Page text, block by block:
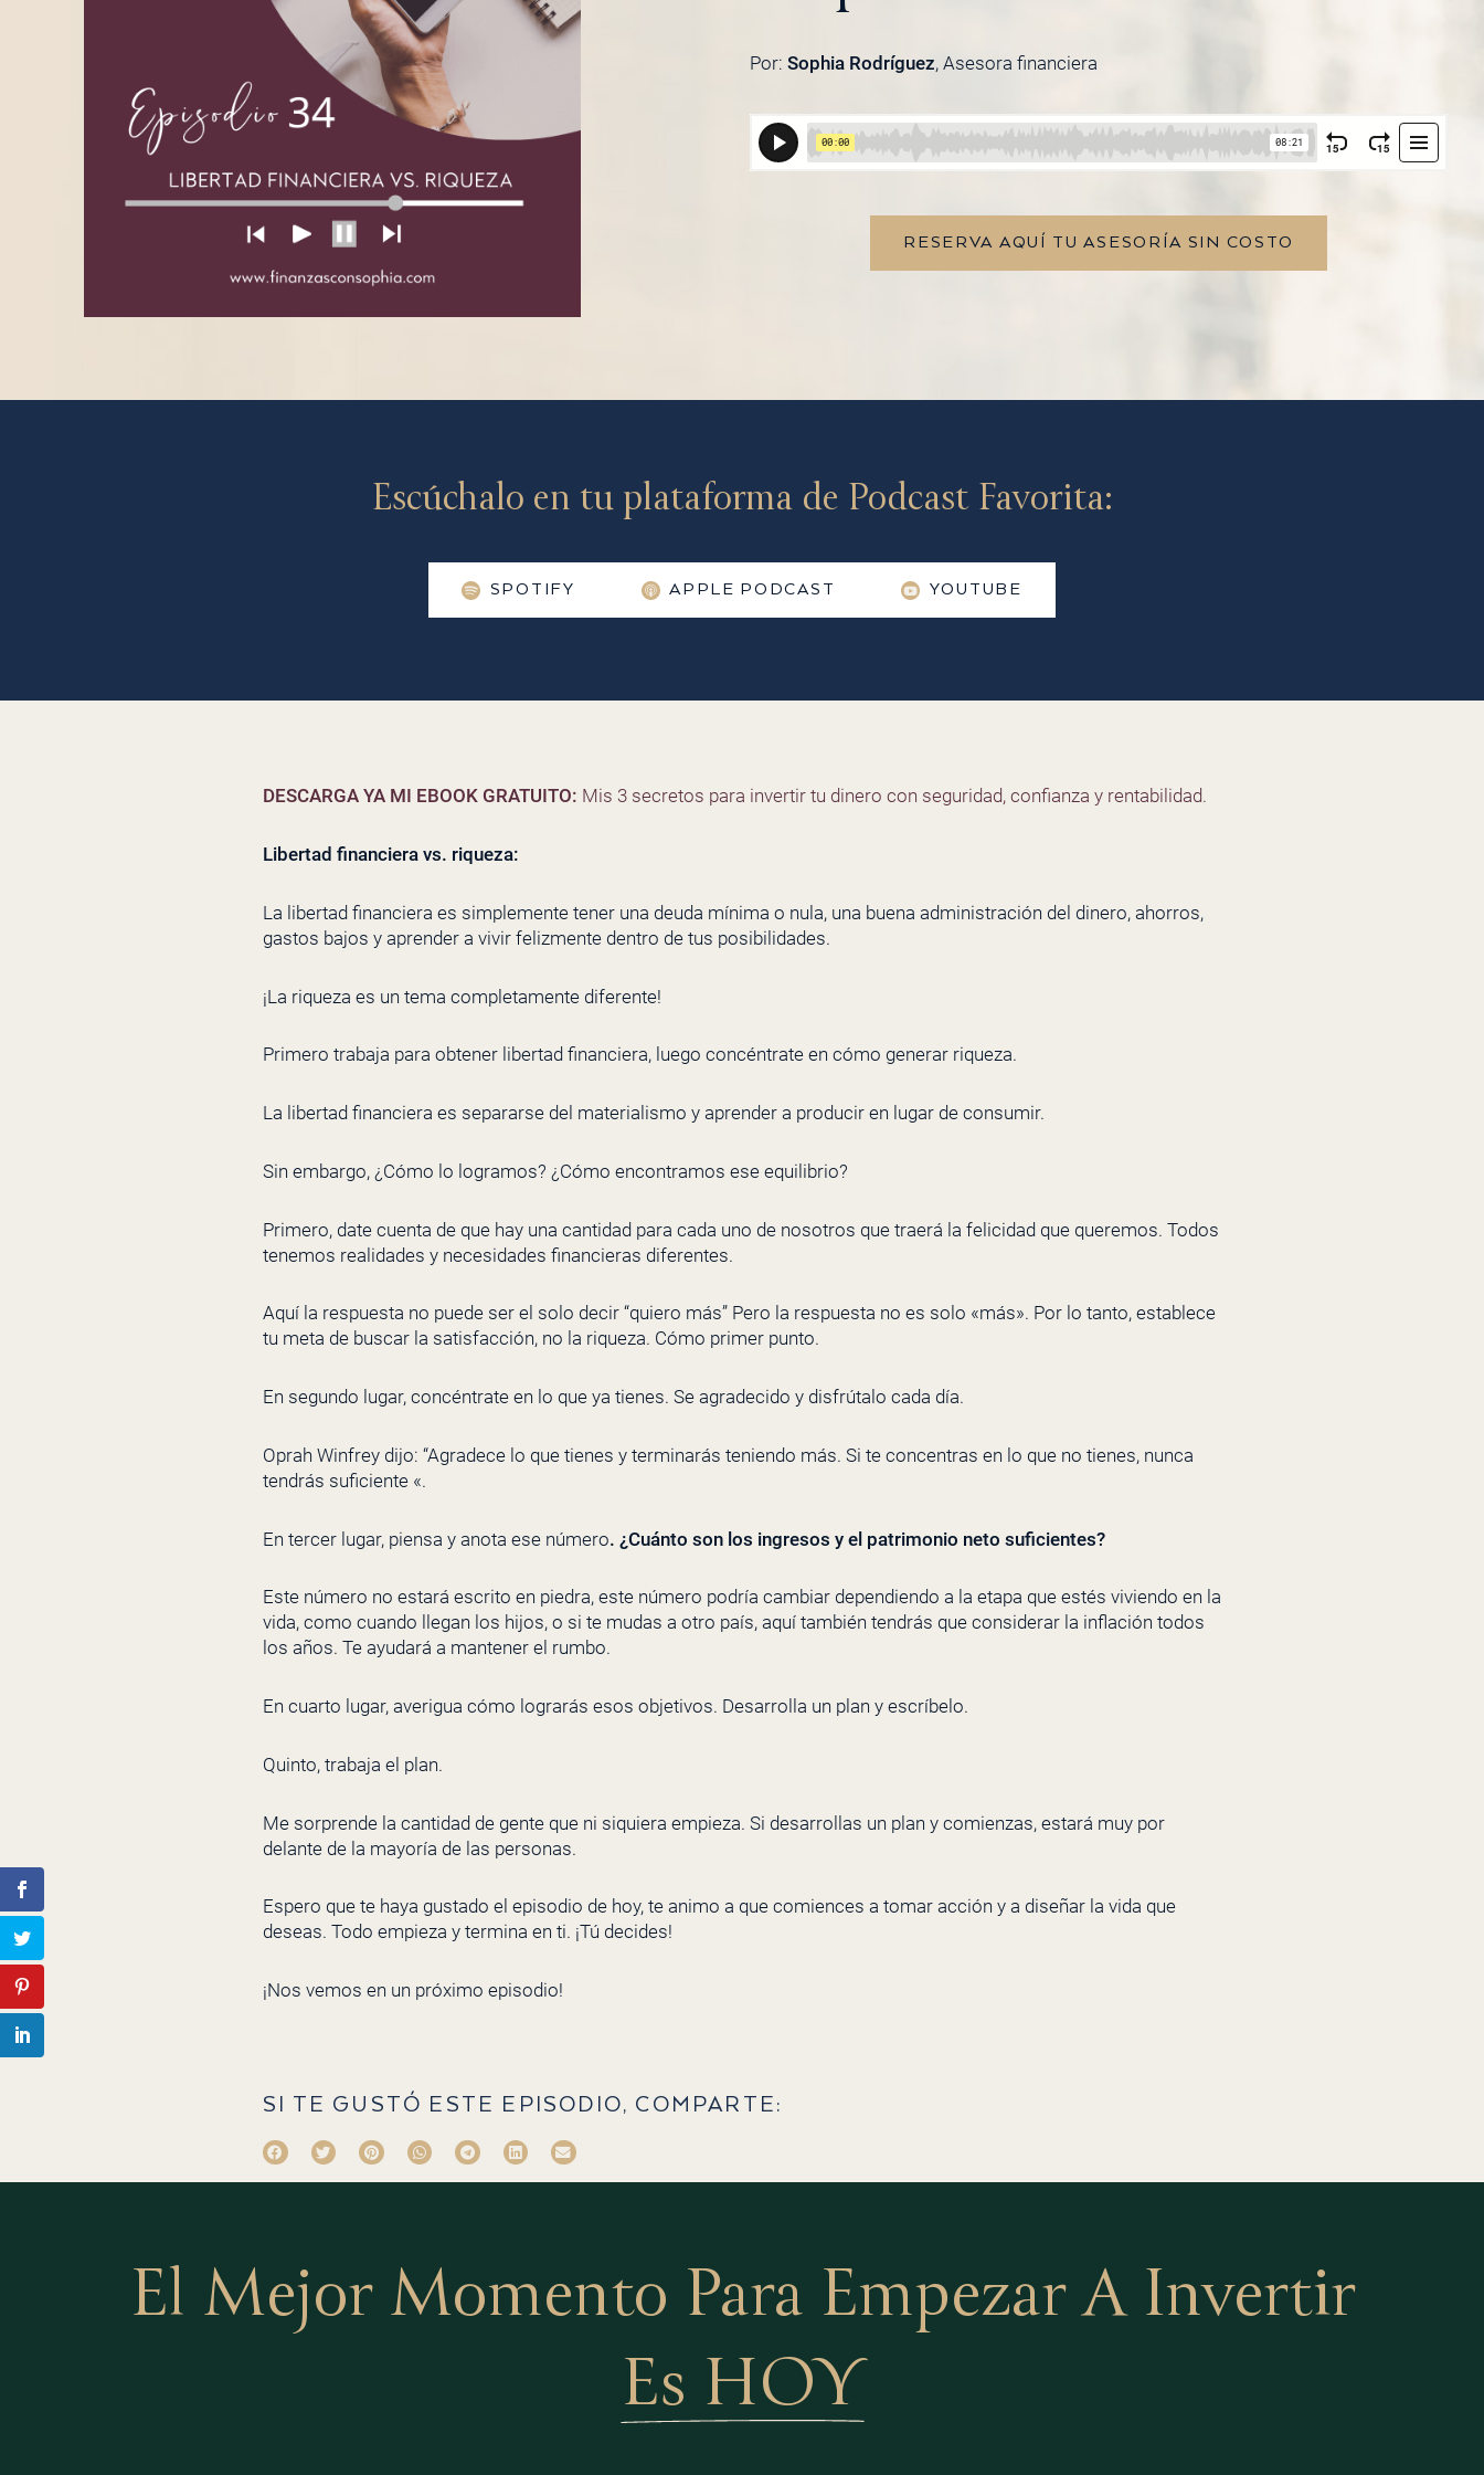
Por:Sophia Rodríguez, Asesora financiera
RESERVA AQUÍ TU ASESORÍA SIN COSTO
Escúchalo en tu plataforma de Podcast Favorita:
SPOTIFY APPLE PODCAST YOUTUBE
DESCARGA YA MI EBOOK GRATUITO: Mis 3 secretos para invertir tu dinero con seguridad, confianza y rentabilidad.
Libertad financiera vs. riqueza:
La libertad financiera es simplemente tener una deuda mínima o nula, una buena administración del dinero, ahorros,
gastos bajos y aprender a vivir felizmente dentro de tus posibilidades.
¡La riqueza es un tema completamente diferente!
Primero trabaja para obtener libertad financiera, luego concéntrate en cómo generar riqueza.
La libertad financiera es separarse del materialismo y aprender a producir en lugar de consumir.
Sin embargo, ¿Cómo lo logramos? ¿Cómo encontramos ese equilibrio?
Primero, date cuenta de que hay una cantidad para cada uno de nosotros que traerá la felicidad que queremos. Todos
tenemos realidades y necesidades financieras diferentes.
Aquí la respuesta no puede ser el solo decir “quiero más” Pero la respuesta no es solo «más». Por lo tanto, establece
tu meta de buscar la satisfacción, no la riqueza. Cómo primer punto.
En segundo lugar, concéntrate en lo que ya tienes. Se agradecido y disfrútalo cada día.
Oprah Winfrey dijo: “Agradece lo que tienes y terminarás teniendo más. Si te concentras en lo que no tienes, nunca
tendrás suficiente «.
En tercer lugar, piensa y anota ese número. ¿Cuánto son los ingresos y el patrimonio neto suficientes?
Este número no estará escrito en piedra, este número podría cambiar dependiendo a la etapa que estés viviendo en la
vida, como cuando llegan los hijos, o si te mudas a otro país, aquí también tendrás que considerar la inflación todos
los años. Te ayudará a mantener el rumbo.
En cuarto lugar, averigua cómo lograrás esos objetivos. Desarrolla un plan y escríbelo.
Quinto, trabaja el plan.
Me sorprende la cantidad de gente que ni siquiera empieza. Si desarrollas un plan y comienzas, estará muy por
delante de la mayoría de las personas.
Espero que te haya gustado el episodio de hoy, te animo a que comiences a tomar acción y a diseñar la vida que
deseas. Todo empieza y termina en ti. ¡Tú decides!
¡Nos vemos en un próximo episodio!
SI TE GUSTÓ ESTE EPISODIO, COMPARTE:
El Mejor Momento Para Empezar A Invertir
Es HOY